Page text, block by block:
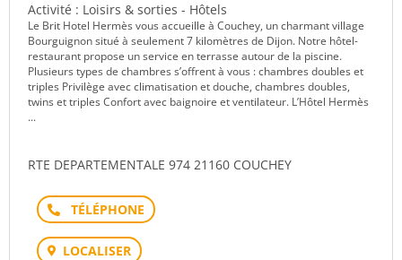
Activité : Loisirs & sorties - Hôtels
Le Brit Hotel Hermès vous accueille à Couchey, un charmant village
Bourguignon situé à seulement 7 kilomètres de Dijon. Notre hôtel-
restaurant propose un service en terrasse autour de la piscine.
Plusieurs types de chambres s’offrent à vous : chambres doubles et
triples Privilège avec climatisation et douche, chambres doubles,
twins et triples Confort avec baignoire et ventilateur. L’Hôtel Hermès
...
RTE DEPARTEMENTALE 974 21160 COUCHEY
Téléphone
LOCALISER